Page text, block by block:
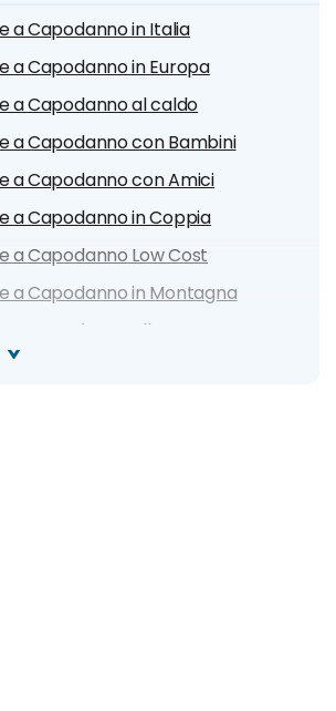
a Capodanno in Italia
a Capodanno in Europa
a Capodanno al caldo
a Capodanno con Bambini
a Capodanno con Amici
a Capodanno in Coppia
a Capodanno Low Cost
a Capodanno in Montagna
a Capodanno alle Terme